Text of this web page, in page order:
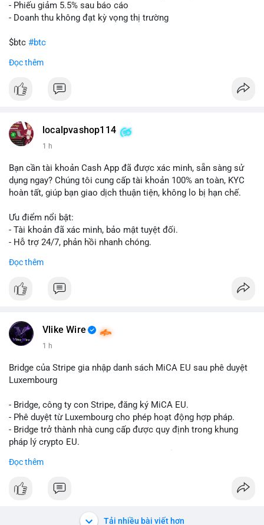
- Phiếu giảm 5.5% sau báo cáo
- Doanh thu không đạt kỳ vọng thị trường
$btc #btc
#vlikevn
📰 Nguồn: Cointelegraph
Đọc thêm
localpvashop114
1 h
Bạn cần tài khoản Cash App đã được xác minh, sẵn sàng sử
dụng ngay? Chúng tôi cung cấp tài khoản 100% an toàn, KYC
hoàn tất, giúp bạn giao dịch thuận tiện, không lo bị hạn chế.
Ưu điểm nổi bật:
- Tài khoản đã xác minh, bảo mật tuyệt đối.
- Hỗ trợ 24/7, phản hồi nhanh chóng.
nay:
📧 Email: localpvashop@gmail.com
Đọc thêm
Vlike Wire
1 h
Bridge của Stripe gia nhập danh sách MiCA EU sau phê duyệt
Luxembourg
- Bridge, công ty con Stripe, đăng ký MiCA EU.
- Phê duyệt từ Luxembourg cho phép hoạt động hợp pháp.
- Bridge trở thành nhà cung cấp được quy định trong khung
pháp lý crypto EU.
#luxembourg
Đọc thêm
Tải nhiều bài viết hơn